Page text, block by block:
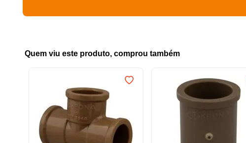
Quem viu este produto, comprou também